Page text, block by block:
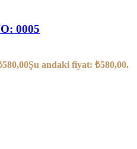
0005
580,00Şu andaki fiyat: ₺580,00.